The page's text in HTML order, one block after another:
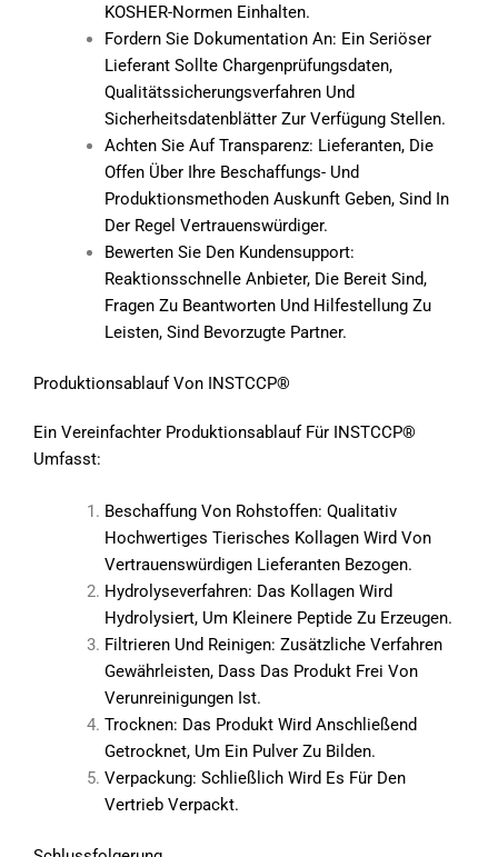
KOSHER-Normen Einhalten.
Fordern Sie Dokumentation An: Ein Seriöser
Lieferant Sollte Chargenprüfungsdaten,
Qualitätssicherungsverfahren Und
Sicherheitsdatenblätter Zur Verfügung Stellen.
Achten Sie Auf Transparenz: Lieferanten, Die
Offen Über Ihre Beschaffungs- Und
Produktionsmethoden Auskunft Geben, Sind In
Der Regel Vertrauenswürdiger.
Bewerten Sie Den Kundensupport:
Reaktionsschnelle Anbieter, Die Bereit Sind,
Fragen Zu Beantworten Und Hilfestellung Zu
Leisten, Sind Bevorzugte Partner.
Produktionsablauf Von INSTCCP®
Ein Vereinfachter Produktionsablauf Für INSTCCP®
Umfasst:
Beschaffung Von Rohstoffen: Qualitativ
Hochwertiges Tierisches Kollagen Wird Von
Vertrauenswürdigen Lieferanten Bezogen.
Hydrolyseverfahren: Das Kollagen Wird
Hydrolysiert, Um Kleinere Peptide Zu Erzeugen.
Filtrieren Und Reinigen: Zusätzliche Verfahren
Gewährleisten, Dass Das Produkt Frei Von
Verunreinigungen Ist.
Trocknen: Das Produkt Wird Anschließend
Getrocknet, Um Ein Pulver Zu Bilden.
Verpackung: Schließlich Wird Es Für Den
Vertrieb Verpackt.